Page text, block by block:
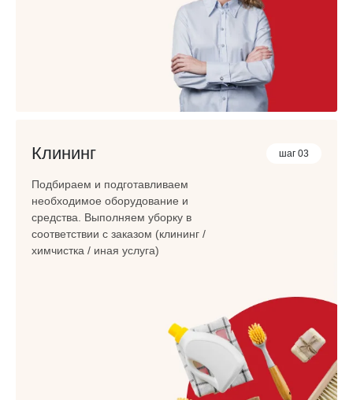
шаг 03
Клининг
Подбираем и подготавливаем
необходимое оборудование и
средства. Выполняем уборку в
соответствии с заказом (клининг /
химчистка / иная услуга)